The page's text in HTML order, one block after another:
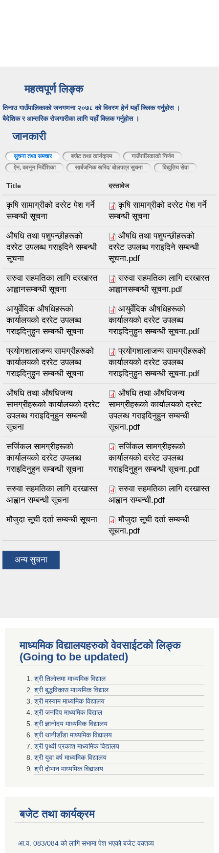
महत्वपूर्ण लिङ्क
तिनाउ गाउँपालिकाको जनगणना २०७८ को विवरण हेर्न यहाँ क्लिक गर्नुहोस ।
बैदेशिक र आन्तरिक रोजगारीका लागि यहाँ क्लिक गर्नुहोस ।
जानकारी
सुचना तथा समचार(active tab)बजेट तथा कार्यक्रम
गाउँपालिकाको निर्णय
ऐन, कानुन निर्देशिका
सार्बजनिक खरिद/ बाेलपत्र सुचना विद्युतिय सेवा
Title दस्तावेज
कृषि सामाग्रीको दररेट पेश गर्ने
सम्बन्धी सूचना
कृषि सामाग्रीको दररेट पेश गर्ने
सम्बन्धी सूचना
औषधि तथा पशुपन्छीहरूको
दररेट उपलब्ध गराइदिने सम्बन्धी
सूचना
औषधि तथा पशुपन्छीहरूको
दररेट उपलब्ध गराइदिने सम्बन्धी
सूचना.pdf
सरुवा सहमतिका लागि दरखास्त
आह्वानसम्बन्धी सूचना
सरुवा सहमतिका लागि दरखास्त
आह्वानसम्बन्धी सूचना.pdf
आयुर्वेदिक औषधिहरूको
कार्यालयको दररेट उपलब्ध
गराइदिनुहुन सम्बन्धी सूचना
आयुर्वेदिक औषधिहरूको
कार्यालयको दररेट उपलब्ध
गराइदिनुहुन सम्बन्धी सूचना.pdf
प्रयोगशालाजन्य सामग्रीहरूको
कार्यालयको दररेट उपलब्ध
गराइदिनुहुन सम्बन्धी सूचना
प्रयोगशालाजन्य सामग्रीहरूको
कार्यालयको दररेट उपलब्ध
गराइदिनुहुन सम्बन्धी सूचना.pdf
औषधि तथा औषधिजन्य
सामग्रीहरूको कार्यालयको दररेट
उपलब्ध गराइदिनुहुन सम्बन्धी
सूचना
औषधि तथा औषधिजन्य
सामग्रीहरूको कार्यालयको दररेट
उपलब्ध गराइदिनुहुन सम्बन्धी
सूचना.pdf
सर्जिकल सामग्रीहरूको
कार्यालयको दररेट उपलब्ध
गराइदिनुहुन सम्बन्धी सूचना
सर्जिकल सामग्रीहरूको
कार्यालयको दररेट उपलब्ध
गराइदिनुहुन सम्बन्धी सूचना.pdf
सरुवा सहमतिका लागि दरखास्त
आह्वान सम्बन्धी सूचना
सरुवा सहमतिका लागि दरखास्त
आह्वान सम्बन्धी.pdf
मौजुदा सूची दर्ता सम्बन्धी सूचना
मौजुदा सूची दर्ता सम्बन्धी
सूचना.pdf
अन्य सुचना
माध्यमिक विद्यालयहरुकाे वेवसाईटको लिङ्क
(Going to be updated)
श्री तिलाेत्तमा माध्यमिक विद्याल
श्री बुद्धविकास माध्यमिक विद्याल
श्री मस्याम माध्यमिक विद्यालय
श्री जनदिप माध्यमिक विद्याल
श्री ज्ञानोदय माध्यमिक विद्यालय
श्री थानीडाँडा माध्यमिक विद्यालय
श्री पृथ्वी प्रकाश माध्यमिक विद्यालय
श्री युवा वर्ष माध्यमिक विद्यालय
श्री दोभान माध्यमिक विद्यालय
बजेट तथा कार्यक्रम
आ.व. 083/084 को लागि सभामा पेश भएको बजेट वक्तव्य